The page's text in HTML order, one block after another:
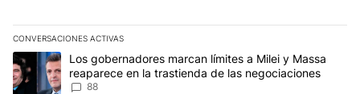
CONVERSACIONES ACTIVAS
Este listado muestra los artículos con más comentarios en los
Un artículo de tendencia con el título "Los gobernadores
Los gobernadores marcan límites a Milei y Massa
reaparece en la trastienda de las negociaciones
88